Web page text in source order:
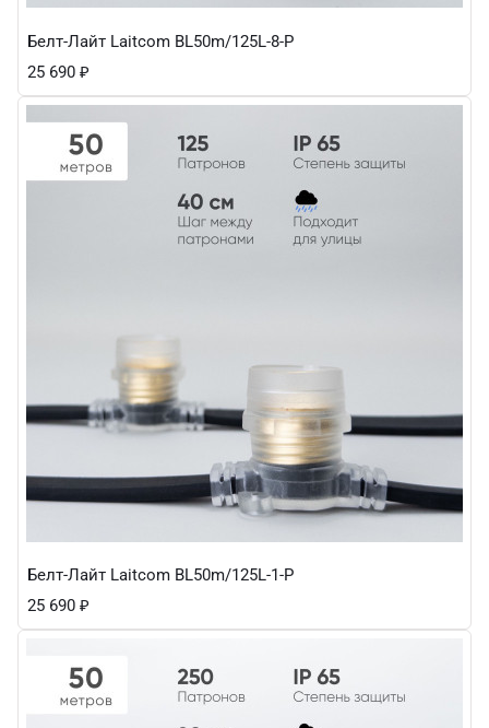
Белт-Лайт Laitcom BL50m/125L-8-P
25 690 ₽
Белт-Лайт Laitcom BL50m/125L-1-P
25 690 ₽